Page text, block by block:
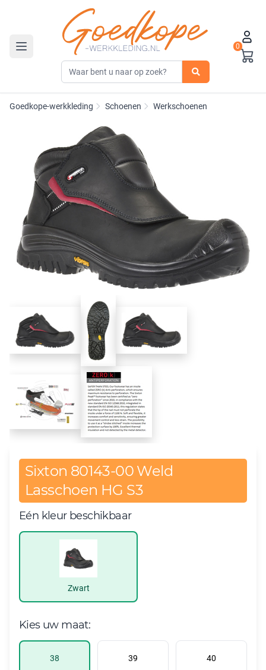
Toggle navigation
0
Goedkope-werkkleding Schoenen Werkschoenen
Sixton 80143-00 Weld
Lasschoen HG S3
Eén kleur beschikbaar
Zwart
Kies uw maat:
38 39 40